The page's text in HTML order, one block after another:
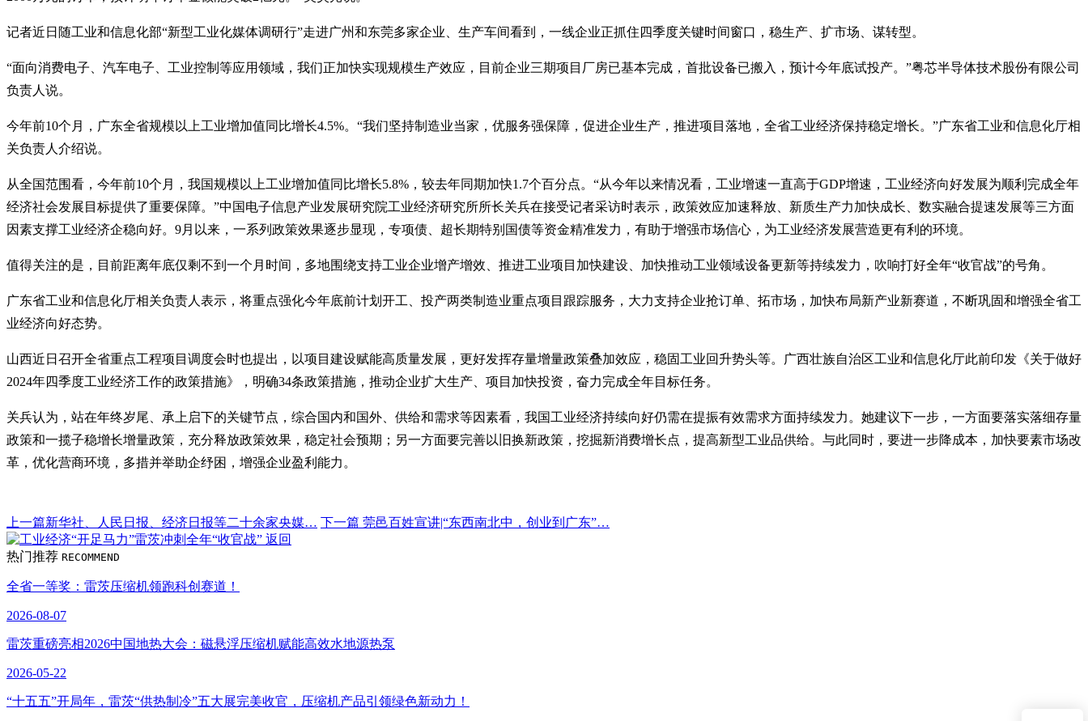
记者近日随工业和信息化部“新型工业化媒体调研行”走进广州和东莞多家企业、生产车间看到，一线企业正抓住四季度关键时间窗口，稳生产、扩市场、谋转型。
“面向消费电子、汽车电子、工业控制等应用领域，我们正加快实现规模生产效应，目前企业三期项目厂房已基本完成，首批设备已搬入，预计今年底试投产。”粤芯半导体技术股份有限公司
负责人说。
今年前10个月，广东全省规模以上工业增加值同比增长4.5%。“我们坚持制造业当家，优服务强保障，促进企业生产，推进项目落地，全省工业经济保持稳定增长。”广东省工业和信息化厅相
关负责人介绍说。
从全国范围看，今年前10个月，我国规模以上工业增加值同比增长5.8%，较去年同期加快1.7个百分点。“从今年以来情况看，工业增速一直高于GDP增速，工业经济向好发展为顺利完成全年
经济社会发展目标提供了重要保障。”中国电子信息产业发展研究院工业经济研究所所长关兵在接受记者采访时表示，政策效应加速释放、新质生产力加快成长、数实融合提速发展等三方面
因素支撑工业经济企稳向好。9月以来，一系列政策效果逐步显现，专项债、超长期特别国债等资金精准发力，有助于增强市场信心，为工业经济发展营造更有利的环境。
值得关注的是，目前距离年底仅剩不到一个月时间，多地围绕支持工业企业增产增效、推进工业项目加快建设、加快推动工业领域设备更新等持续发力，吹响打好全年“收官战”的号角。
广东省工业和信息化厅相关负责人表示，将重点强化今年底前计划开工、投产两类制造业重点项目跟踪服务，大力支持企业抢订单、拓市场，加快布局新产业新赛道，不断巩固和增强全省工
业经济向好态势。
山西近日召开全省重点工程项目调度会时也提出，以项目建设赋能高质量发展，更好发挥存量增量政策叠加效应，稳固工业回升势头等。广西壮族自治区工业和信息化厅此前印发《关于做好
2024年四季度工业经济工作的政策措施》，明确34条政策措施，推动企业扩大生产、项目加快投资，奋力完成全年目标任务。
关兵认为，站在年终岁尾、承上启下的关键节点，综合国内和国外、供给和需求等因素看，我国工业经济持续向好仍需在提振有效需求方面持续发力。她建议下一步，一方面要落实落细存量
政策和一揽子稳增长增量政策，充分释放政策效果，稳定社会预期；另一方面要完善以旧换新政策，挖掘新消费增长点，提高新型工业品供给。与此同时，要进一步降成本，加快要素市场改
革，优化营商环境，多措并举助企纾困，增强企业盈利能力。
上一篇新华社、人民日报、经济日报等二十余家央媒… 下一篇 莞邑百姓宣讲|“东西南北中，创业到广东”…
返回
热门推荐 RECOMMEND
全省一等奖：雷茨压缩机领跑科创赛道！
2026-08-07
雷茨重磅亮相2026中国地热大会：磁悬浮压缩机赋能高效水地源热泵
2026-05-22
“十五五”开局年，雷茨“供热制冷”五大展完美收官，压缩机产品引领绿色新动力！